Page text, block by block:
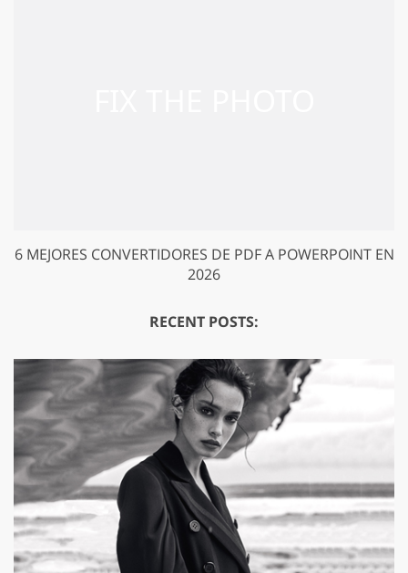
6 MEJORES CONVERTIDORES DE PDF A POWERPOINT EN
2026
RECENT POSTS: